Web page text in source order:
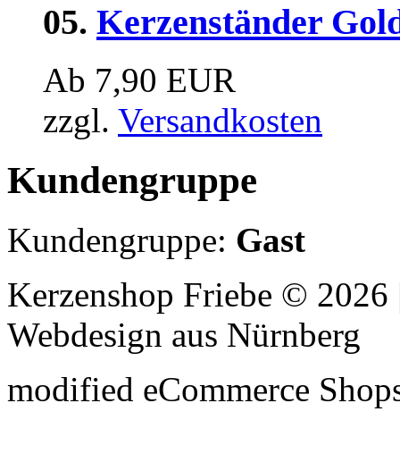
05. Kerzenständer
Ab 7,90 EUR
zzgl. Versandkosten
Kundengruppe
Kundengruppe: Gast
Kerzenshop Friebe ©
Webdesign aus Nürnberg
modified eCommerce